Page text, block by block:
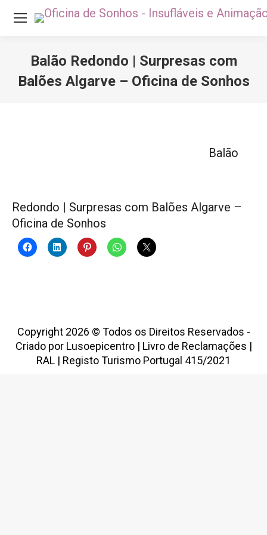
Balão Redondo | Surpresas com
Balões Algarve – Oficina de Sonhos
Balão
Redondo | Surpresas com Balões Algarve –
Oficina de Sonhos
Copyright 2026 © Todos os Direitos Reservados -
Criado por Lusoepicentro| Livro de Reclamações |
RAL | Registo Turismo Portugal 415/2021